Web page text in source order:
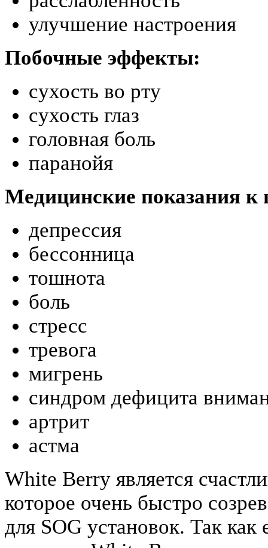
улучшение настроения
Побочные эффекты:
сухость во рту
сухость глаз
головная боль
паранойя
Медицинские показания
депрессия
бессонница
тошнота
боль
стресс
тревога
мигрень
синдром дефицита
артрит
астма
White Berry является
которое очень быстро
для SOG установок. Так